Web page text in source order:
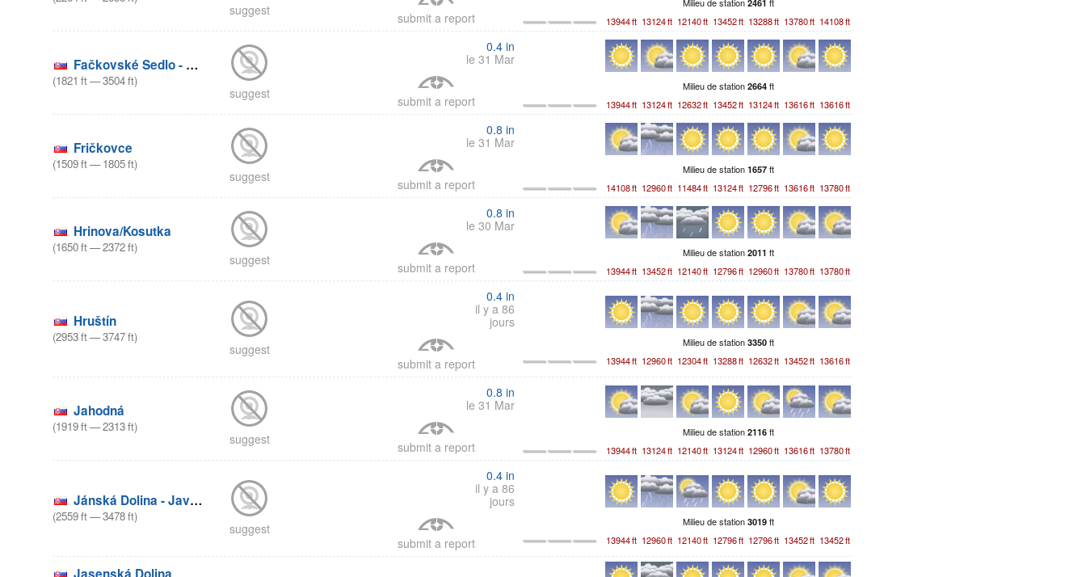
suggest submit a report
Milieu de station 2461 ft
13944ft 13124ft 12140ft 13452ft 13288ft 13780ft 14108ft
Fačkovské Sedlo - Klak
(1821 ft—3504ft)
suggest
0.4 in
le 31 Mar
submit a report
Milieu de station 2664 ft
13944ft 13124ft 12632ft 13452ft 13124ft 13616ft 13616ft
Fričkovce
(1509ft—1805ft)
suggest
0.8 in
le 31 Mar
submit a report
Milieu de station 1657 ft
14108ft 12960ft 11484ft 13124ft 12796ft 13616ft 13780ft
Hrinova/Kosutka
(1650ft—2372ft)
suggest
0.8 in
le 30 Mar
submit a report
Milieu de station 2011 ft
13944ft 13452ft 12140ft 12796ft 12960ft 13780ft 13780ft
Hruštín
(2953ft—3747ft)
suggest
0.4 in
il y a 86
jours
submit a report
Milieu de station 3350 ft
13944ft 12960ft 12304ft 13288ft 12632ft 13452ft 13616ft
Jahodná
(1919ft—2313ft)
suggest
0.8 in
le 31 Mar
submit a report
Milieu de station 2116 ft
13944ft 13124ft 12140ft 13124ft 12960ft 13616ft 13780ft
Jánská Dolina - Javorovica
(2559ft—3478ft)
suggest
0.4 in
il y a 86
jours
submit a report
Milieu de station 3019 ft
13944ft 12960ft 12140ft 12796ft 12796ft 13452ft 13452ft